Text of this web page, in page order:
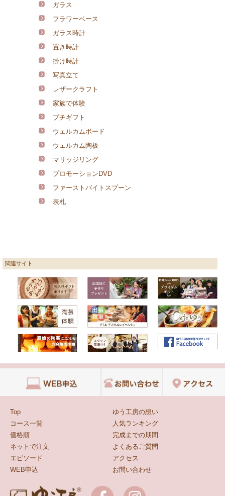
ガラス
フラワーベース
ガラス時計
置き時計
掛け時計
写真立て
レザークラフト
家族で体験
プチギフト
ウェルカムボード
ウェルカム陶板
マリッジリング
プロモーションDVD
ファーストバイトスプーン
表札
関連サイト
Top
ゆう工房の想い
コース一覧
人気ランキング
価格順
完成までの期間
ネットで注文
よくあるご質問
エピソード
アクセス
WEB申込
お問い合わせ